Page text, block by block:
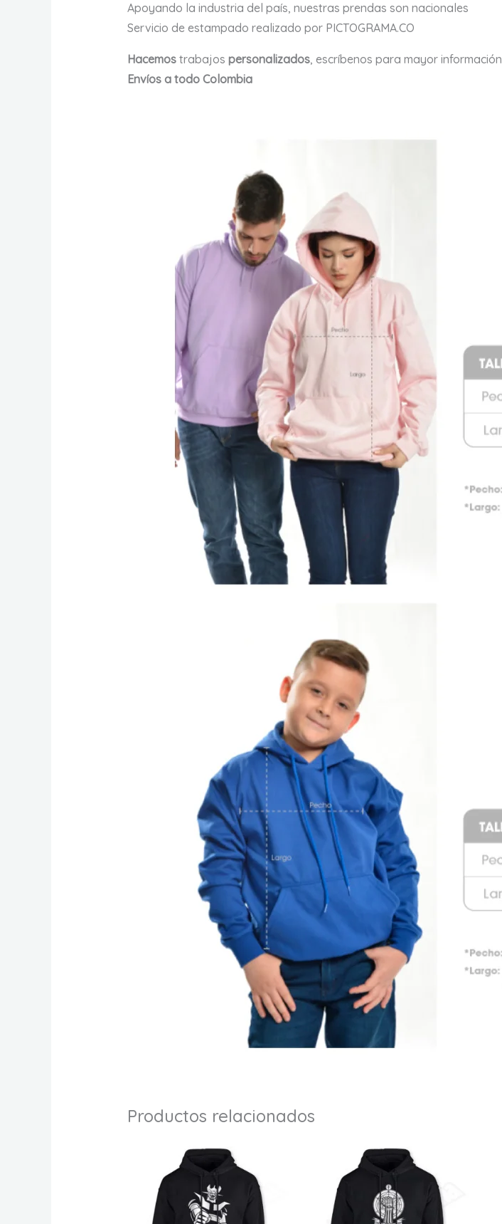
Apoyando la industria del país, nuestras prendas son nacionales
Servicio de estampado realizado por PICTOGRAMA.CO
Hacemostrabajos personalizados, escríbenos para mayor información
Envíos a todo Colombia
Productos relacionados